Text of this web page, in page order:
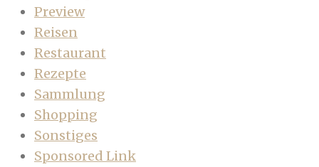
Preview
Reisen
Restaurant
Rezepte
Sammlung
Shopping
Sonstiges
Sponsored Link